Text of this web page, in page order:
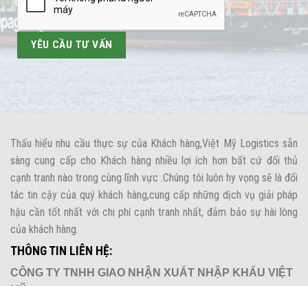
Thấu hiểu nhu cầu thực sự của Khách hàng,Việt Mỹ Logistics sẵn
sàng cung cấp cho Khách hàng nhiều lợi ích hơn bất cứ đối thủ
cạnh tranh nào trong cùng lĩnh vực .Chúng tôi luôn hy vọng sẽ là đối
tác tin cậy của quý khách hàng,cung cấp những dịch vụ giải pháp
hậu cần tốt nhất với chi phí cạnh tranh nhất, đảm bảo sự hài lòng
của khách hàng.
THÔNG TIN LIÊN HỆ:
CÔNG TY TNHH GIAO NHẬN XUẤT NHẬP KHẨU VIỆT